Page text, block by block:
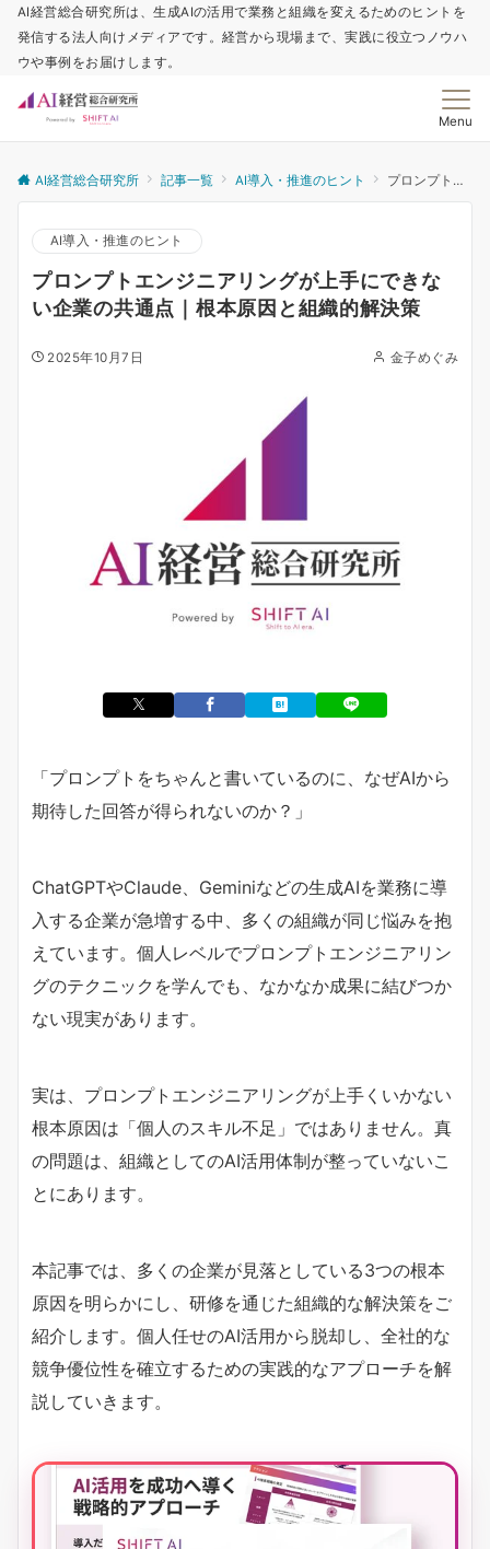
AI経営総合研究所は、生成AIの活用で業務と組織を変えるためのヒントを
発信する法人向けメディアです。経営から現場まで、実践に役立つノウハ
ウや事例をお届けします。
Menu
AI経営総合研究所 記事一覧 AI導入・推進のヒント プロンプトエンジニアリングが上手にできない企業の共通点｜根本原因と組織的解決策
AI導入・推進のヒント
プロンプトエンジニアリングが上手にできな
い企業の共通点｜根本原因と組織的解決策
2025年10月7日 金子めぐみ
「プロンプトをちゃんと書いているのに、なぜAIから
期待した回答が得られないのか？」
ChatGPTやClaude、Geminiなどの生成AIを業務に導
入する企業が急増する中、多くの組織が同じ悩みを抱
えています。個人レベルでプロンプトエンジニアリン
グのテクニックを学んでも、なかなか成果に結びつか
ない現実があります。
実は、プロンプトエンジニアリングが上手くいかない
根本原因は「個人のスキル不足」ではありません。真
の問題は、組織としてのAI活用体制が整っていないこ
とにあります。
本記事では、多くの企業が見落としている3つの根本
原因を明らかにし、研修を通じた組織的な解決策をご
紹介します。個人任せのAI活用から脱却し、全社的な
競争優位性を確立するための実践的なアプローチを解
説していきます。